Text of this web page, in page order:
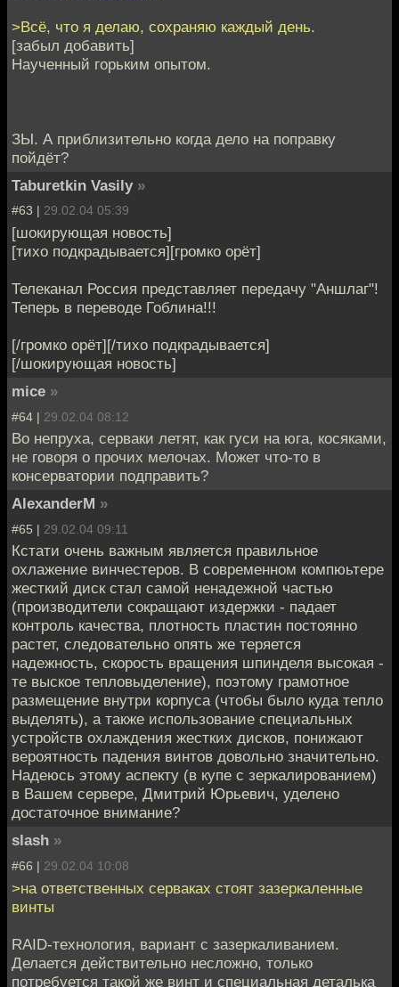
>Всё, что я делаю, сохраняю каждый день.
[забыл добавить]
Наученный горьким опытом.
ЗЫ. А приблизительно когда дело на поправку
пойдёт?
Taburetkin Vasily »
#63 | 29.02.04 05:39
[шокирующая новость]
[тихо подкрадывается][громко орёт]
Телеканал Россия представляет передачу "Аншлаг"!
Теперь в переводе Гоблина!!!
[/громко орёт][/тихо подкрадывается]
[/шокирующая новость]
mice »
#64 | 29.02.04 08:12
Во непруха, серваки летят, как гуси на юга, косяками,
не говоря о прочих мелочах. Может что-то в
консерватории подправить?
AlexanderM »
#65 | 29.02.04 09:11
Кстати очень важным является правильное
охлажение винчестеров. В современном компюьтере
жесткий диск стал самой ненадежной частью
(производители сокращают издержки - падает
контроль качества, плотность пластин постоянно
растет, следовательно опять же теряется
надежность, скорость вращения шпинделя высокая -
те выское тепловыделение), поэтому грамотное
размещение внутри корпуса (чтобы было куда тепло
выделять), а также использование специальных
устройств охлаждения жестких дисков, понижают
вероятность падения винтов довольно значительно.
Надеюсь этому аспекту (в купе с зеркалированием)
в Вашем сервере, Дмитрий Юрьевич, уделено
достаточное внимание?
slash »
#66 | 29.02.04 10:08
>на ответственных серваках стоят зазеркаленные
винты
RAID-технология, вариант с зазеркаливанием.
Делается действительно несложно, только
потребуется такой же винт и специальная деталька